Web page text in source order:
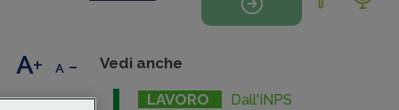
+ - Vedi anche
LAVORO Dall'INPS